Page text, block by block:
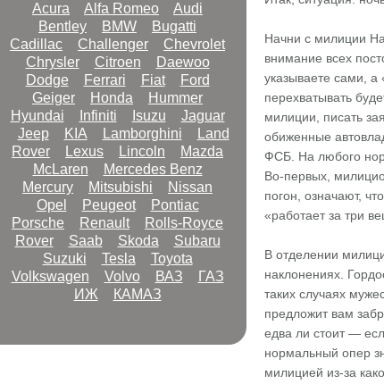
Acura Alfa Romeo
Audi
Bentley
BMW
Bugatti
Cadillac
Challenger
Chevrolet
Chrysler
Citroen
Daewoo
Dodge
Ferrari Fiat
Ford
Geiger
Honda
Hummer
Hyundai
Infiniti Isuzu
Jaguar
Jeep
KIA Lamborghini
Land
Rover
Lexus Lincoln
Mazda
McLaren
Mercedes Benz
Mercury
Mitsubishi
Nissan
Opel
Peugeot
Pontiac
Porsche
Renault
Rolls-Royce
Rover
Saab Skoda
Subaru
Suzuki
Tesla
Toyota
Volkswagen
Volvo ВАЗ
ГАЗ
ИЖ
КАМАЗ
Начни с милиции
внимание всех
указываете сами,
перехватывать
милиции, писать
обиженные
ФСБ. На любого
Во-первых,
погон, означают,
«работает за три
В отделении
наклонениях.
таких случаях
предложит вам
едва ли стоит —
нормальный опер
милицией из-за